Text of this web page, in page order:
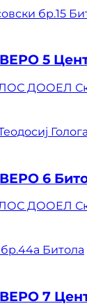
бр.15
5
ДООЕЛ
6
ДООЕЛ
Битола
7